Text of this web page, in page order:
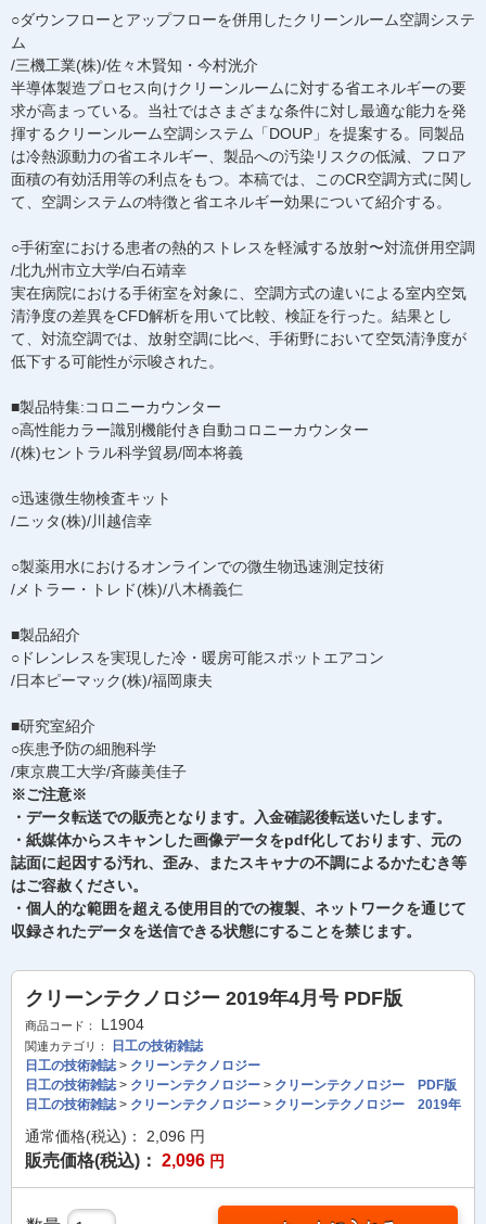
○ダウンフローとアップフローを併用したクリーンルーム空調システ
ム
/三機工業(株)/佐々木賢知・今村洸介
半導体製造プロセス向けクリーンルームに対する省エネルギーの要
求が高まっている。当社ではさまざまな条件に対し最適な能力を発
揮するクリーンルーム空調システム「DOUP」を提案する。同製品
は冷熱源動力の省エネルギー、製品への汚染リスクの低減、フロア
面積の有効活用等の利点をもつ。本稿では、このCR空調方式に関し
て、空調システムの特徴と省エネルギー効果について紹介する。
○手術室における患者の熱的ストレスを軽減する放射〜対流併用空調
/北九州市立大学/白石靖幸
実在病院における手術室を対象に、空調方式の違いによる室内空気
清浄度の差異をCFD解析を用いて比較、検証を行った。結果とし
て、対流空調では、放射空調に比べ、手術野において空気清浄度が
低下する可能性が示唆された。
■製品特集:コロニーカウンター
○高性能カラー識別機能付き自動コロニーカウンター
/(株)セントラル科学貿易/岡本将義
○迅速微生物検査キット
/ニッタ(株)/川越信幸
○製薬用水におけるオンラインでの微生物迅速測定技術
/メトラー・トレド(株)/八木橋義仁
■製品紹介
○ドレンレスを実現した冷・暖房可能スポットエアコン
/日本ピーマック(株)/福岡康夫
■研究室紹介
○疾患予防の細胞科学
/東京農工大学/斉藤美佳子
※ご注意※
・データ転送での販売となります。入金確認後転送いたします。
・紙媒体からスキャンした画像データをpdf化しております、元の
誌面に起因する汚れ、歪み、またスキャナの不調によるかたむき等
はご容赦ください。
・個人的な範囲を超える使用目的での複製、ネットワークを通じて
収録されたデータを送信できる状態にすることを禁じます。
クリーンテクノロジー 2019年4月号 PDF版
商品コード： L1904
関連カテゴリ：
日工の技術雑誌
日工の技術雑誌> クリーンテクノロジー
日工の技術雑誌> クリーンテクノロジー > クリーンテクノロジー PDF版
日工の技術雑誌> クリーンテクノロジー > クリーンテクノロジー 2019年
通常価格(税込)： 2,096 円
販売価格(税込)： 2,096 円